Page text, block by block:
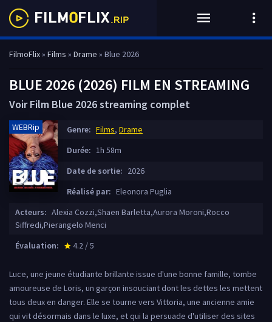
FilmoFlix» Films » Drame » Blue 2026
BLUE 2026 (2026) FILM EN STREAMING
Voir Film Blue 2026 streaming complet
WEBRip Genre: Films, Drame
Durée: 1h 58m
Date de sortie: 2026
Réalisé par: Eleonora Puglia
Acteurs: Alexia Cozzi,Shaen Barletta,Aurora Moroni,Rocco
Siffredi,Pierangelo Menci
Évaluation:
star_rate
4.2 / 5
Luce, une jeune étudiante brillante issue d'une bonne famille, tombe
amoureuse de Loris, un garçon insouciant dont les dettes les mettent
tous deux en danger. Elle se tourne vers Vittoria, une ancienne amie
qui vit désormais dans le luxe, et qui la persuade d'utiliser des sites